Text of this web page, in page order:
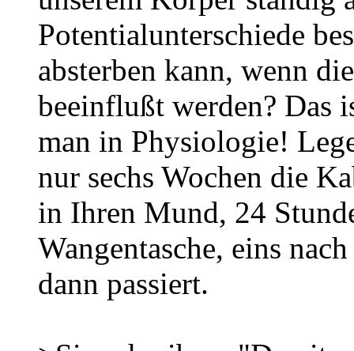
Potentialunterschiede
absterben kann, wenn
beeinflußt werden? Das
man in Physiologie!
nur sechs Wochen die
in Ihren Mund, 24
Wangentasche, eins
dann passiert.